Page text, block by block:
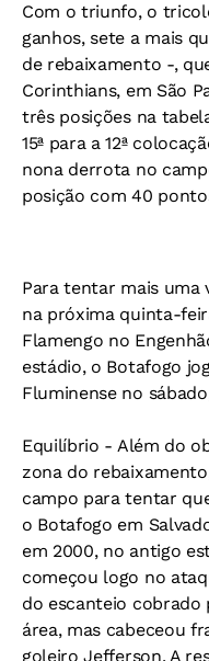
Com o triunfo, o
ganhos, sete a mais
de rebaixamento -,
Corinthians, em São
três posições na
15ª para a 12ª
nona derrota no
posição com 40
Para tentar mais uma
na próxima quinta-
Flamengo no
estádio, o Botafogo
Fluminense no
Equilíbrio - Além do
zona do
campo para tentar
o Botafogo em
em 2000, no antigo
começou logo no
do escanteio cobrado
área, mas cabeceou
goleiro Jefferson. A